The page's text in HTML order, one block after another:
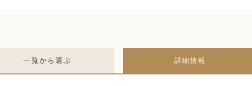
一覧から選ぶ 詳細情報